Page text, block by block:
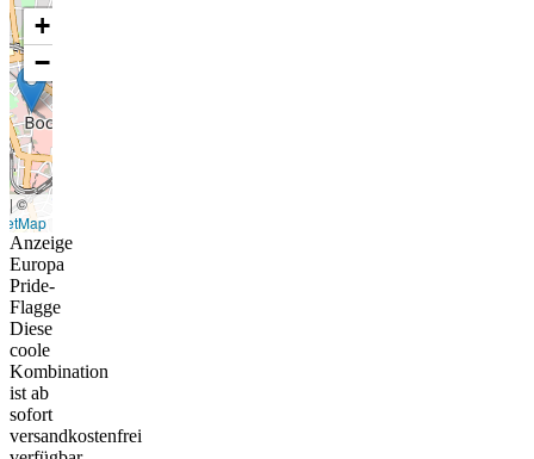
+
−
|©
Anzeige
Europa
Pride-
Flagge
Diese
coole
Kombination
ist ab
sofort
versandkostenfrei